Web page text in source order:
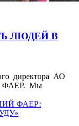
ЛЮДЕЙ В
директора АО
ФАЕР. Мы
ФАЕР: